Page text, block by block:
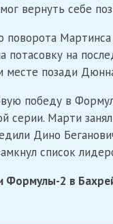
вернуть себе
поворота
потасовку на
позади
победу в
серии. Марти
Дино
список
Формулы-2 в